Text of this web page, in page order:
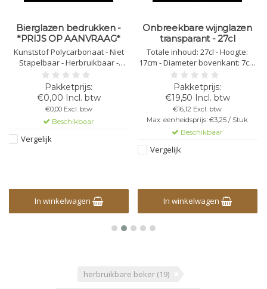
Bierglazen bedrukken -
*PRIJS OP AANVRAAG*
Kunststof Polycarbonaat - Niet
Stapelbaar - Herbruikbaar -
Vaatwasbestendig - Bedrukbaar
- Onbreekbaar - Levering 10 -12
werkdagen
€0,00 Incl. btw
€0,00 Excl. btw
Beschikbaar
Vergelijk
In winkelwagen
Onbreekbare wijnglazen
transparant - 27cl
Totale inhoud: 27cl - Hoogte:
17cm - Diameter bovenkant: 7cm
- Diameter onderkant: 7,5cm -
Kleur: transparant - Kunststof
Polycarbonaat - Niet Stapelbaar -
Herbruikbaar -
Vaatwasbestendig - Bedrukbaar
- Onbreekbaar
€19,50 Incl. btw
€16,12 Excl. btw
Max. eenheidsprijs: €3,25 / Stuk
Beschikbaar
Vergelijk
In winkelwagen
herbruikbare beker (19)